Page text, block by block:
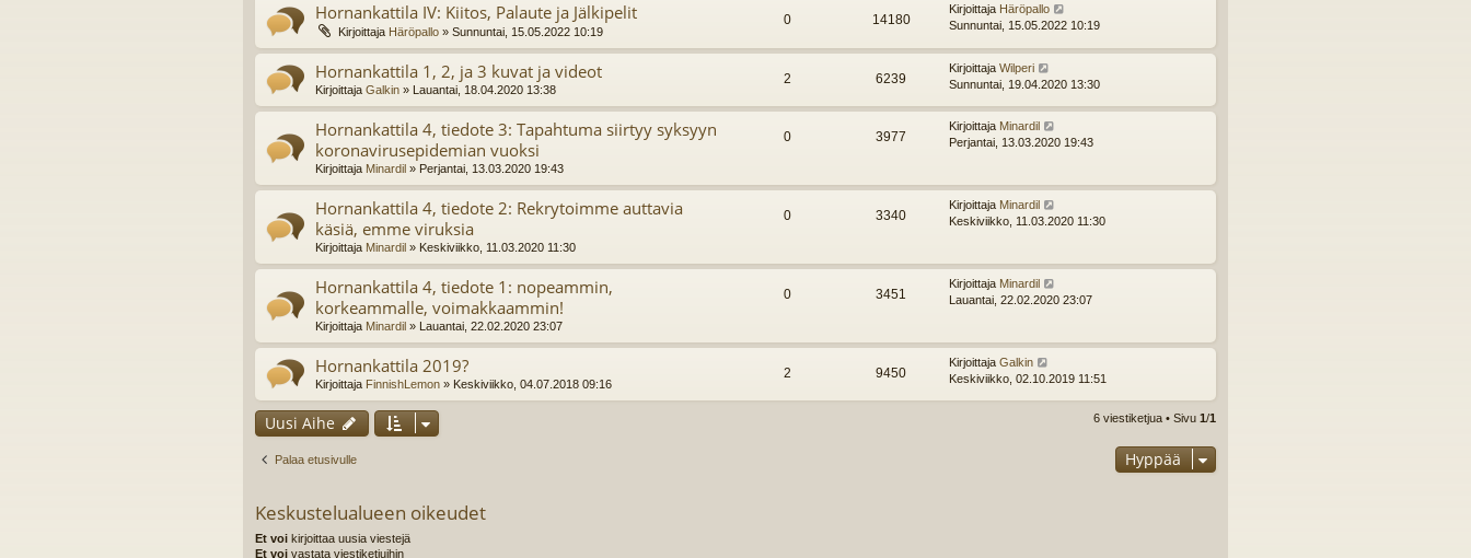
Hornankattila IV: Kiitos, Palaute ja Jälkipelit
Kirjoittaja Häröpallo » Sunnuntai, 15.05.2022 10:19
0 14180
Kirjoittaja Häröpallo
Sunnuntai, 15.05.2022 10:19
Hornankattila 1, 2, ja 3 kuvat ja videot
Kirjoittaja Galkin » Lauantai, 18.04.2020 13:38
2 6239
Kirjoittaja Wilperi
Sunnuntai, 19.04.2020 13:30
Hornankattila 4, tiedote 3: Tapahtuma siirtyy syksyyn
koronavirusepidemian vuoksi
Kirjoittaja Minardil » Perjantai, 13.03.2020 19:43
0 3977
Kirjoittaja Minardil
Perjantai, 13.03.2020 19:43
Hornankattila 4, tiedote 2: Rekrytoimme auttavia
käsiä, emme viruksia
Kirjoittaja Minardil » Keskiviikko, 11.03.2020 11:30
0 3340
Kirjoittaja Minardil
Keskiviikko, 11.03.2020 11:30
Hornankattila 4, tiedote 1: nopeammin,
korkeammalle, voimakkaammin!
Kirjoittaja Minardil » Lauantai, 22.02.2020 23:07
0 3451
Kirjoittaja Minardil
Lauantai, 22.02.2020 23:07
Hornankattila 2019?
Kirjoittaja FinnishLemon » Keskiviikko, 04.07.2018 09:16
2 9450
Kirjoittaja Galkin
Keskiviikko, 02.10.2019 11:51
Uusi Aihe 6 viestiketjua • Sivu 1/1
Palaa etusivulle Hyppää
Keskustelualueen oikeudet
Et voi kirjoittaa uusia viestejä
Et voi vastata viestiketjuihin